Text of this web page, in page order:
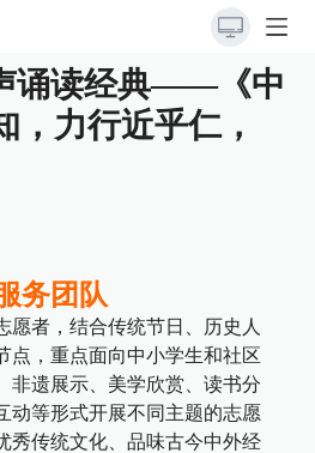
诵读经典——《中
，力行近乎仁，
务团队
愿者，结合传统节日、历史人
点，重点面向中小学生和社区
非遗展示、美学欣赏、读书分
动等形式开展不同主题的志愿
秀传统文化、品味古今中外经